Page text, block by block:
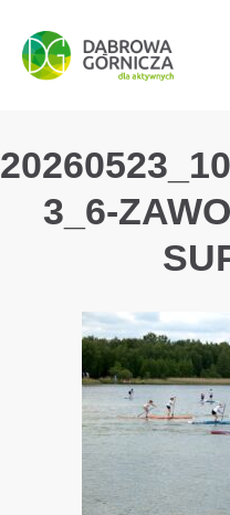
PRZEJDŹ DO MENU
PRZEJDŹ DO
PRZEJDŹ DO TREŚCI
3_6-